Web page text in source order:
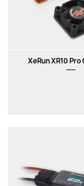
XeRun XR10 Pro